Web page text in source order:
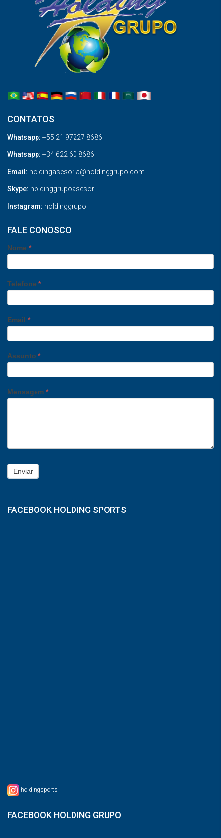
CONTATOS
Whatsapp: +55 21 97227 8686
Whatsapp: +34 622 60 8686
Email: holdingasesoria@holdinggrupo.com
Skype: holdinggrupoasesor
Instagram: holdinggrupo
FALE CONOSCO
Nome *
Telefone *
Email *
Assunto *
Mensagem *
Enviar
FACEBOOK HOLDING SPORTS
holdingsports
FACEBOOK HOLDING GRUPO